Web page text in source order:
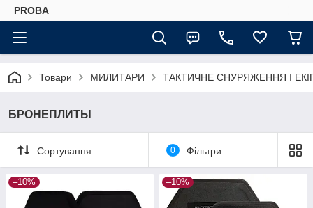
PROBA
Товари МИЛИТАРИ ТАКТИЧНЕ СНУРЯЖЕННЯ І
БРОНЕПЛИТЫ
Сортування 0 Фільтри
–10% –10%